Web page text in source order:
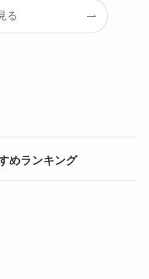
る
めランキング